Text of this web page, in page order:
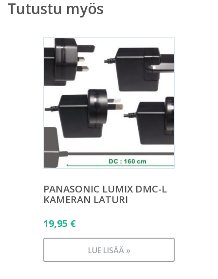
Tutustu myös
PANASONIC LUMIX DMC-L
KAMERAN LATURI
19,95 €
LUE LISÄÄ »